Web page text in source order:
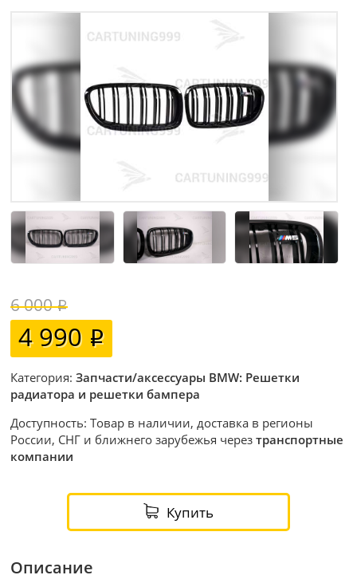
6 000
4 990
Категория:Запчасти/аксессуары BMW: Решетки
радиатора и решетки бампера
Доступность: Товар в наличии, доставка в регионы
России, СНГ и ближнего зарубежья черезтранспортные
компании
Купить
Описание